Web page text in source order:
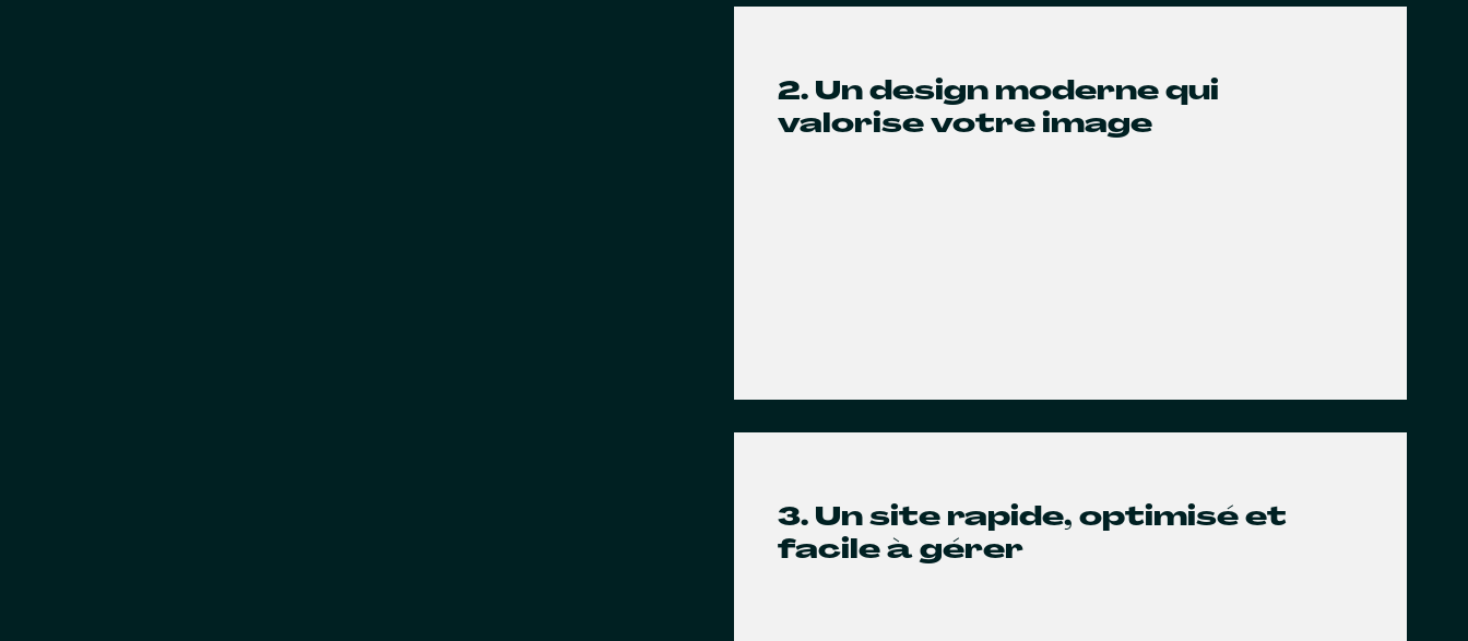
2. Un design moderne qui
valorise votre image
3. Un site rapide, optimisé et
facile à gérer